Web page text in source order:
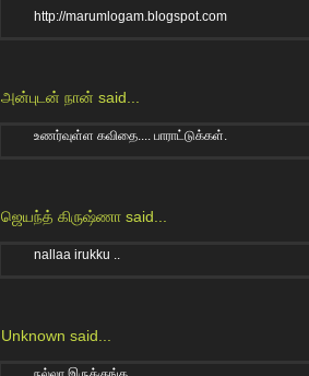
http://marumlogam.blogspot.com
அன்புடன் நான் said...
உணர்வுள்ள கவிதை.... பாராட்டுக்கள்.
ஜெயந்த் கிருஷ்ணா said...
nallaa irukku ..
Unknown said...